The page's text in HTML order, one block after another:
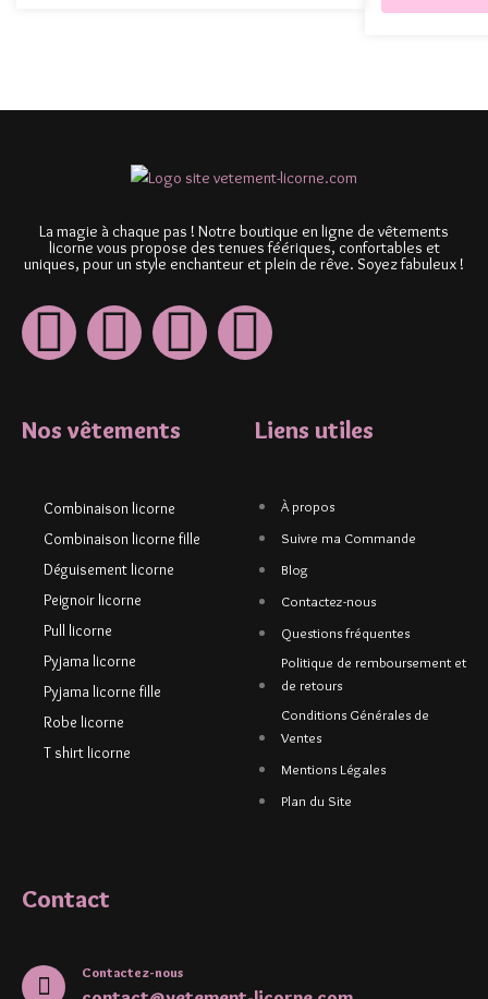
La magie à chaque pas ! Notre boutique en ligne de vêtements
licorne vous propose des tenues féériques, confortables et
uniques, pour un style enchanteur et plein de rêve. Soyez fabuleux !
Nos vêtements
Combinaison licorne
Combinaison licorne fille
Déguisement licorne
Peignoir licorne
Pull licorne
Pyjama licorne
Pyjama licorne fille
Robe licorne
T shirt licorne
Liens utiles
À propos
Suivre ma Commande
Blog
Contactez-nous
Questions fréquentes
Politique de remboursement et
de retours
Conditions Générales de
Ventes
Mentions Légales
Plan du Site
Contact
Contactez-nous